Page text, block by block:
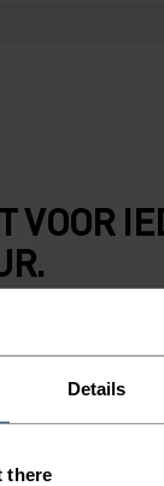
Details
there
VOOR
is
te gaan in de
is voor